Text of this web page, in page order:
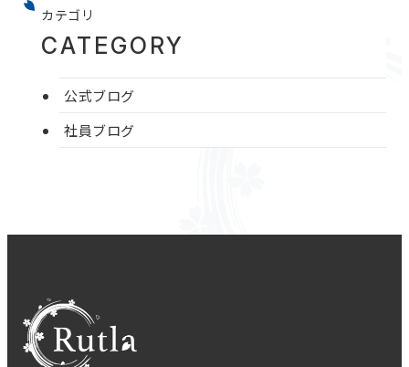
カテゴリ
CATEGORY
公式ブログ
社員ブログ